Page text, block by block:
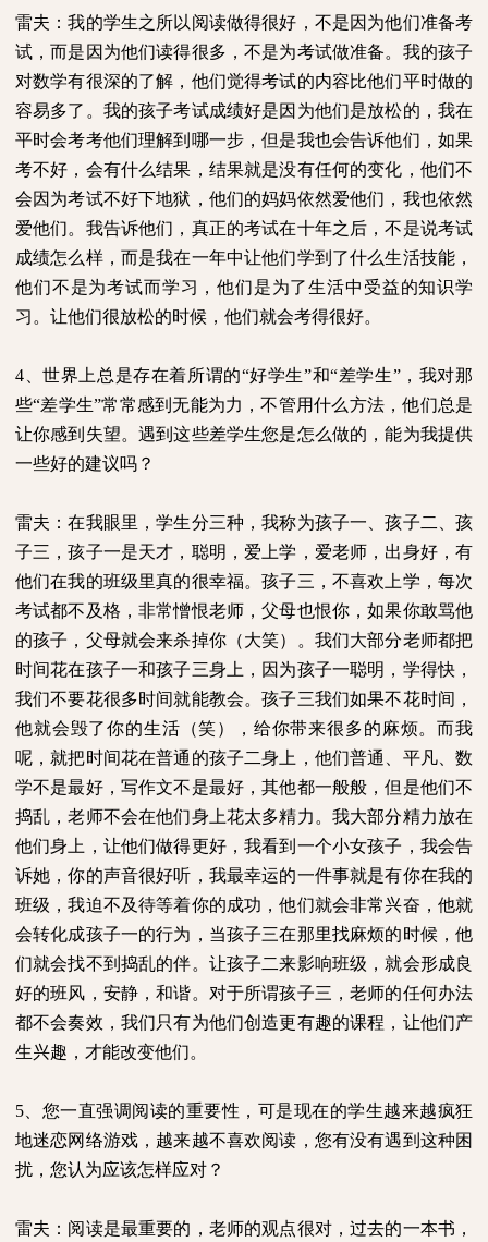
雷夫：我的学生之所以阅读做得很好，不是因为他们准备考
试，而是因为他们读得很多，不是为考试做准备。我的孩子
对数学有很深的了解，他们觉得考试的内容比他们平时做的
容易多了。我的孩子考试成绩好是因为他们是放松的，我在
平时会考考他们理解到哪一步，但是我也会告诉他们，如果
考不好，会有什么结果，结果就是没有任何的变化，他们不
会因为考试不好下地狱，他们的妈妈依然爱他们，我也依然
爱他们。我告诉他们，真正的考试在十年之后，不是说考试
成绩怎么样，而是我在一年中让他们学到了什么生活技能，
他们不是为考试而学习，他们是为了生活中受益的知识学
习。让他们很放松的时候，他们就会考得很好。
4 、世界上总是存在着所谓的“好学生”和“差学生”，我对那
些“差学生”常常感到无能为力，不管用什么方法，他们总是
让你感到失望。遇到这些差学生您是怎么做的，能为我提供
一些好的建议吗？
雷夫：在我眼里，学生分三种，我称为孩子一、孩子二、孩
子三，孩子一是天才，聪明，爱上学，爱老师，出身好，有
他们在我的班级里真的很幸福。孩子三，不喜欢上学，每次
考试都不及格，非常憎恨老师，父母也恨你，如果你敢骂他
的孩子，父母就会来杀掉你（大笑）。我们大部分老师都把
时间花在孩子一和孩子三身上，因为孩子一聪明，学得快，
我们不要花很多时间就能教会。孩子三我们如果不花时间，
他就会毁了你的生活（笑），给你带来很多的麻烦。而我
呢，就把时间花在普通的孩子二身上，他们普通、平凡、数
学不是最好，写作文不是最好，其他都一般般，但是他们不
捣乱，老师不会在他们身上花太多精力。我大部分精力放在
他们身上，让他们做得更好，我看到一个小女孩子，我会告
诉她，你的声音很好听，我最幸运的一件事就是有你在我的
班级，我迫不及待等着你的成功，他们就会非常兴奋，他就
会转化成孩子一的行为，当孩子三在那里找麻烦的时候，他
们就会找不到捣乱的伴。让孩子二来影响班级，就会形成良
好的班风，安静，和谐。对于所谓孩子三，老师的任何办法
都不会奏效，我们只有为他们创造更有趣的课程，让他们产
生兴趣，才能改变他们。
5 、您一直强调阅读的重要性，可是现在的学生越来越疯狂
地迷恋网络游戏，越来越不喜欢阅读，您有没有遇到这种困
扰，您认为应该怎样应对？
雷夫：阅读是最重要的，老师的观点很对，过去的一本书，